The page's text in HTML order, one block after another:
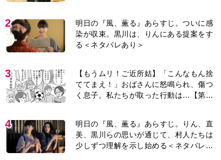
2
明日の『風、薫る』あらすじ。ついに感
染が収束。黒川は、りんにある提案をす
る＜ネタバレあり＞
3
【もうムリ！ご近所姑】「こんなもん捨
ててまえ！」おばさんに怒鳴られ、傷つ
く息子。私たちが取った行動は…【第3
4
明日の『風、薫る』あらすじ。りん、直
美、黒川らの思いが通じて、村人たちは
少しずつ理解を示し始める＜ネタバレあ